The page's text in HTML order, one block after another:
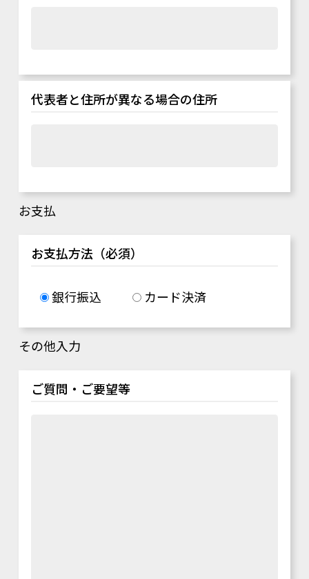
代表者と住所が異なる場合の住所
お支払
お支払方法（必須）
銀行振込 カード決済
その他入力
ご質問・ご要望等